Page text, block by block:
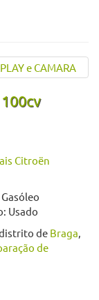
Citroën
Usado
de Braga,
de